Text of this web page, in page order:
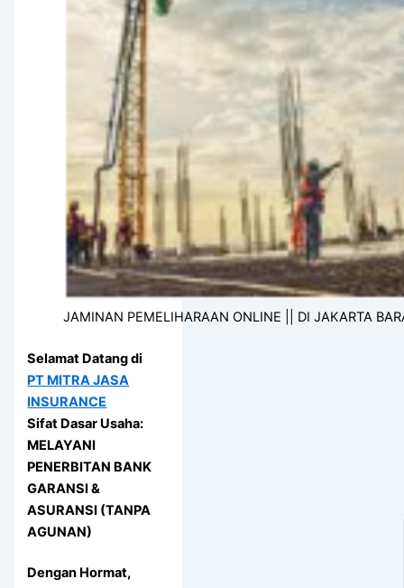
JAMINAN PEMELIHARAAN ONLINE || DI JAKARTA
Selamat Datang di
PT MITRA JASA
INSURANCE
Sifat Dasar Usaha:
MELAYANI
PENERBITAN BANK
GARANSI &
ASURANSI (TANPA
AGUNAN)
Dengan Hormat,